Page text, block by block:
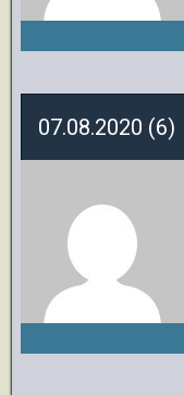
07.08.2020 (6)